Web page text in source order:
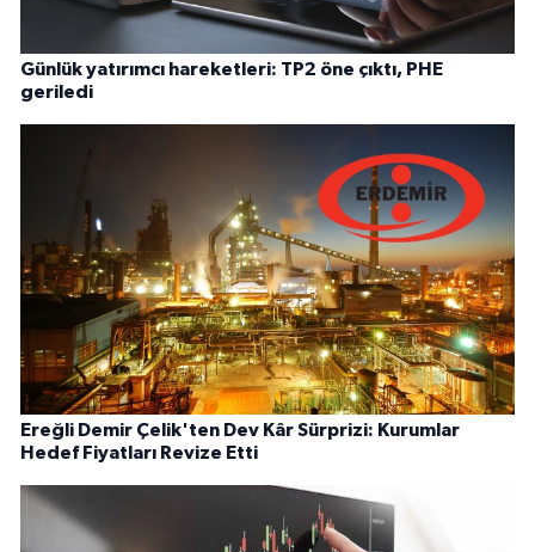
Günlük yatırımcı hareketleri: TP2 öne çıktı, PHE
geriledi
Ereğli Demir Çelik'ten Dev Kâr Sürprizi: Kurumlar
Hedef Fiyatları Revize Etti